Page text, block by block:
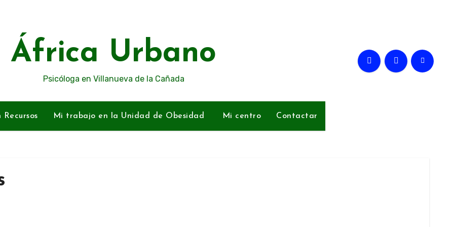
África Urbano
Psicóloga en Villanueva de la Cañada
Mi trabajo en la Unidad de Obesidad Mi centro Contactar